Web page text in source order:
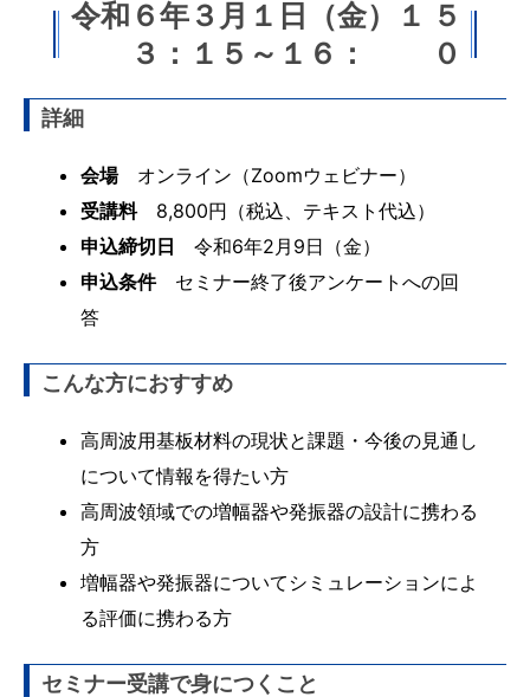
令和６年３月１日（金）１
３：１５～１６：
５
０
詳細
会場オンライン（Zoomウェビナー）
受講料 8,800円（税込、テキスト代込）
申込締切日 令和6年2月9日（金）
申込条件セミナー終了後アンケートへの回
答
こんな方におすすめ
高周波用基板材料の現状と課題・今後の見通し
について情報を得たい方
高周波領域での増幅器や発振器の設計に携わる
方
増幅器や発振器についてシミュレーションによ
る評価に携わる方
セミナー受講で身につくこと